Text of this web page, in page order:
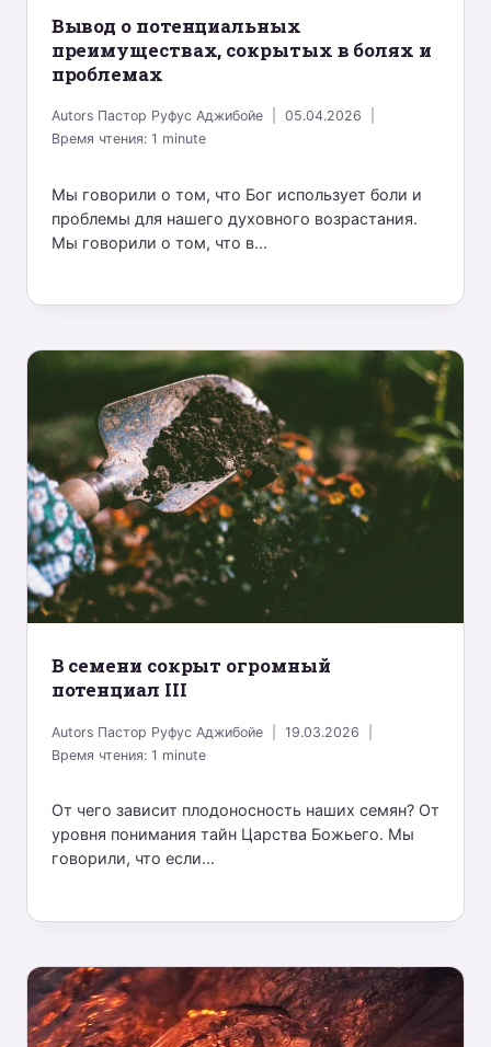
Bывод о потенциальных
преимуществах, сокрытых в болях и
проблемах
Autors Пастор Руфус Аджибойе
05.04.2026
Время чтения:1 minute
Мы говорили о том, что Бог использует боли и
проблемы для нашего духовного возрастания.
Мы говорили о том, что в...
B семени сокрыт огромный
потенциал III
Autors Пастор Руфус Аджибойе
19.03.2026
Время чтения:1 minute
От чего зависит плодоносность наших семян? От
уровня понимания тайн Царства Божьего. Мы
говорили, что если...